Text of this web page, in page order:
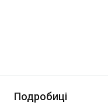
Подробиці